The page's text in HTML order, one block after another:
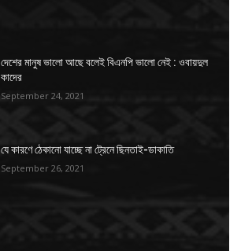
দেশের মানুষ ভালো আছে বলেই বিএনপি ভালো নেই : ওবায়দুল
কাদের
September 24, 2021
যে কারণে ঠেকানো যাচ্ছে না ট্রেনে ছিনতাই-ডাকাতি
September 26, 2021